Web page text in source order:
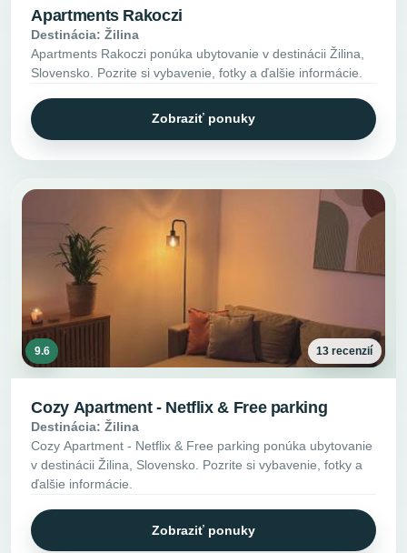
Apartments Rakoczi
Destinácia: Žilina
Apartments Rakoczi ponúka ubytovanie v destinácii Žilina,
Slovensko. Pozrite si vybavenie, fotky a ďalšie informácie.
Zobraziť ponuky
9.6 13 recenzií
Cozy Apartment - Netflix & Free parking
Destinácia: Žilina
Cozy Apartment - Netflix & Free parking ponúka ubytovanie
v destinácii Žilina, Slovensko. Pozrite si vybavenie, fotky a
ďalšie informácie.
Zobraziť ponuky